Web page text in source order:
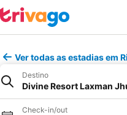
Ver todas as estadias em
Destino
Divine Resort Laxman
Check-in/out